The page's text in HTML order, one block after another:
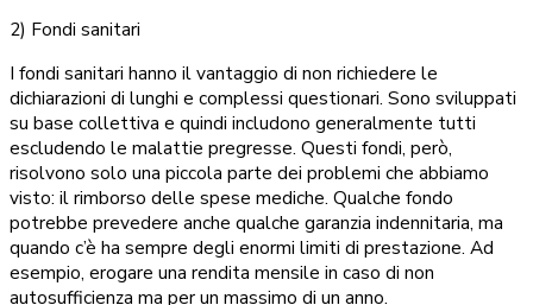
2) Fondi sanitari
I fondi sanitari hanno il vantaggio di non richiedere le
dichiarazioni di lunghi e complessi questionari. Sono sviluppati
su base collettiva e quindi includono generalmente tutti
escludendo le malattie pregresse. Questi fondi, però,
risolvono solo una piccola parte dei problemi che abbiamo
visto: il rimborso delle spese mediche. Qualche fondo
potrebbe prevedere anche qualche garanzia indennitaria, ma
quando c’è ha sempre degli enormi limiti di prestazione. Ad
esempio, erogare una rendita mensile in caso di non
autosufficienza ma per un massimo di un anno.